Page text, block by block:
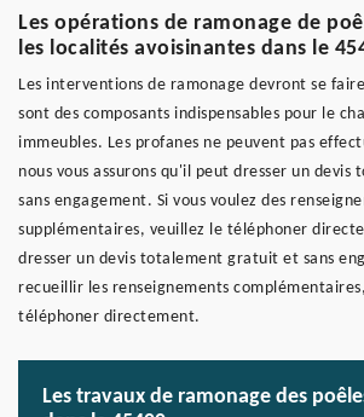
Les opérations de ramonage de
les localités avoisinantes dans le
Les interventions de ramonage devront se
sont des composants indispensables pour le
immeubles. Les profanes ne peuvent pas
nous vous assurons qu'il peut dresser un
sans engagement. Si vous voulez des
supplémentaires, veuillez le téléphoner
dresser un devis totalement gratuit et sans
recueillir les renseignements
téléphoner directement.
Les travaux de ramonage des